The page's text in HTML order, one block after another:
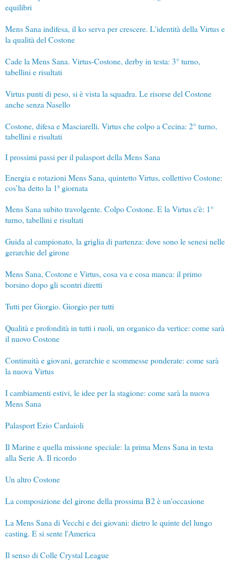
equilibri
Mens Sana indifesa, il ko serva per crescere. L'identità della Virtus e
la qualità del Costone
Cade la Mens Sana. Virtus-Costone, derby in testa: 3° turno,
tabellini e risultati
Virtus punti di peso, si è vista la squadra. Le risorse del Costone
anche senza Nasello
Costone, difesa e Masciarelli. Virtus che colpo a Cecina: 2° turno,
tabellini e risultati
I prossimi passi per il palasport della Mens Sana
Energia e rotazioni Mens Sana, quintetto Virtus, collettivo Costone:
cos’ha detto la 1ª giornata
Mens Sana subito travolgente. Colpo Costone. E la Virtus c'è: 1°
turno, tabellini e risultati
Guida al campionato, la griglia di partenza: dove sono le senesi nelle
gerarchie del girone
Mens Sana, Costone e Virtus, cosa va e cosa manca: il primo
borsino dopo gli scontri diretti
Tutti per Giorgio. Giorgio per tutti
Qualità e profondità in tutti i ruoli, un organico da vertice: come sarà
il nuovo Costone
Continuità e giovani, gerarchie e scommesse ponderate: come sarà
la nuova Virtus
I cambiamenti estivi, le idee per la stagione: come sarà la nuova
Mens Sana
Palasport Ezio Cardaioli
Il Marine e quella missione speciale: la prima Mens Sana in testa
alla Serie A. Il ricordo
Un altro Costone
La composizione del girone della prossima B2 è un'occasione
La Mens Sana di Vecchi e dei giovani: dietro le quinte del lungo
casting. E si sente l'America
Il senso di Colle Crystal League